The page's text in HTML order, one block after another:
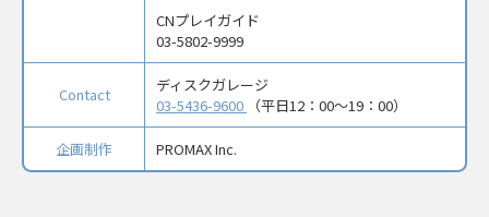
CNプレイガイド
03-5802-9999
Contact
ディスクガレージ
03-5436-9600
（平日12：00～19：00）
企画制作 PROMAX Inc.